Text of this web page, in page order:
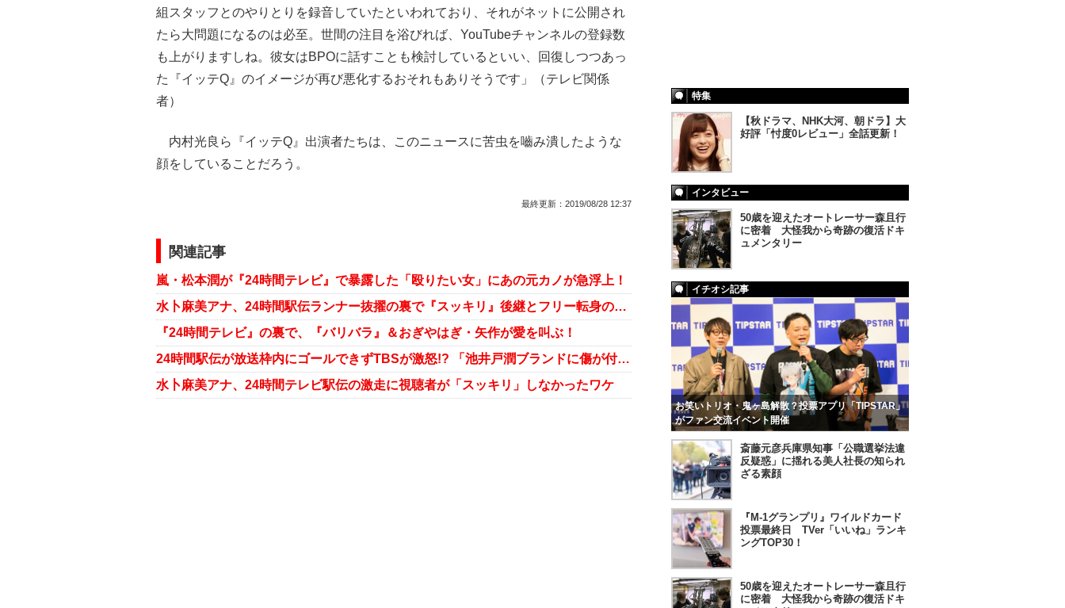
組スタッフとのやりとりを録音していたといわれており、それがネットに公開され
たら大問題になるのは必至。世間の注目を浴びれば、YouTubeチャンネルの登録数
も上がりますしね。彼女はBPOに話すことも検討しているといい、回復しつつあっ
た『イッテQ』のイメージが再び悪化するおそれもありそうです」（テレビ関係
者）
内村光良ら『イッテQ』出演者たちは、このニュースに苦虫を嚙み潰したような
顔をしていることだろう。
最終更新： 2019/08/28 12:37
関連記事
嵐・松本潤が『24時間テレビ』で暴露した「殴りたい女」にあの元カノが急浮上！
水卜麻美アナ、24時間駅伝ランナー抜擢の裏で『スッキリ』後継とフリー転身の密約か
『24時間テレビ』の裏で、『バリバラ』＆おぎやはぎ・矢作が愛を叫ぶ！
24時間駅伝が放送枠内にゴールできずTBSが激怒!? 「池井戸潤ブランドに傷が付いた」
水卜麻美アナ、24時間テレビ駅伝の激走に視聴者が「スッキリ」しなかったワケ
特集
【秋ドラマ、NHK大河、朝ドラ】大
好評「忖度0レビュー」全話更新！
インタビュー
50歳を迎えたオートレーサー森且行
に密着 大怪我から奇跡の復活ドキ
ュメンタリー
イチオシ記事
お笑いトリオ・鬼ヶ島解散？投票アプリ「TIPSTAR」
がファン交流イベント開催
斎藤元彦兵庫県知事「公職選挙法違
反疑惑」に揺れる美人社長の知られ
ざる素顔
『M-1グランプリ』ワイルドカード
投票最終日 TVer「いいね」ランキ
ングTOP30！
50歳を迎えたオートレーサー森且行
に密着 大怪我から奇跡の復活ドキ